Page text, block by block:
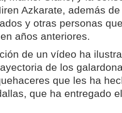
Azkarate, además
y otras personas
años anteriores.
de un vídeo ha
de los
que les ha
que ha entregado